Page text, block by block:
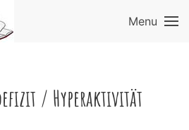
Menu
/ Hyperaktivität